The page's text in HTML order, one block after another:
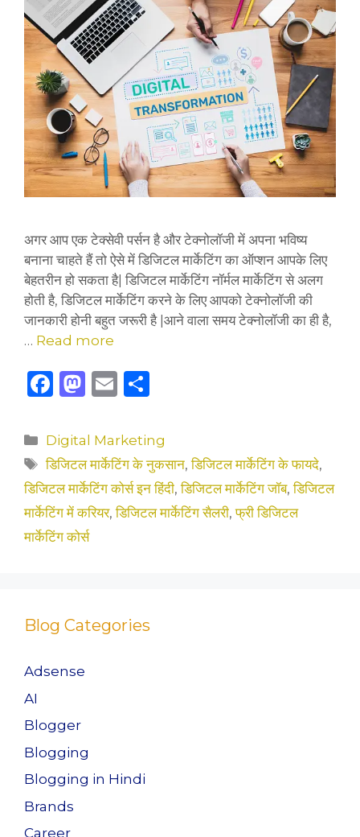
अगर आप एक टेक्सेवी पर्सन है और टेक्नोलॉजी में अपना भविष्य
बनाना चाहते हैं तो ऐसे में डिजिटल मार्केटिंग का ऑप्शन आपके लिए
बेहतरीन हो सकता है| डिजिटल मार्केटिंग नॉर्मल मार्केटिंग से अलग
होती है, डिजिटल मार्केटिंग करने के लिए आपको टेक्नोलॉजी की
जानकारी होनी बहुत जरूरी है |आने वाला समय टेक्नोलॉजी का ही है,
… Read more
F
c
e
b
o
o
M
st
o
d
o
n
E
ai
l
ar
e
Categories
Digital Marketing
Tags
डिजिटल मार्केटिंग के नुकसान,डिजिटल मार्केटिंग के फायदे,
डिजिटल मार्केटिंग कोर्स इन हिंदी,डिजिटल मार्केटिंग जॉब,डिजिटल
मार्केटिंग में करियर,डिजिटल मार्केटिंग सैलरी,फ्री डिजिटल
मार्केटिंग कोर्स
Blog Categories
Adsense
AI
Blogger
Blogging
Blogging in Hindi
Brands
Career